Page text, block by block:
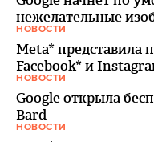
нежелательные
НОВОСТИ
Meta* представила
Facebook* и
НОВОСТИ
Google открыла
Bard
НОВОСТИ